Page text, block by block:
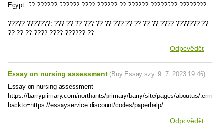
Egypt. ?? ?????? ?????? ???? ?????? ?? ?????? ???????? ????????.
????? ???????: ??? ?? ?? ??? ?? ?? ??? ?? ?? ?? ?? ???? ??????? ??
?? ?? ?? ???? ???? ?????? ??
Odpovědět
Essay on nursing assessment (Buy Essay szy, 9. 7. 2023 19:46)
Essay on nursing assessment
https://barryprimary.com/northants/primary/barry/site/pages/aboutus/
backto=https://essayservice.discount/codes/paperhelp/
Odpovědět